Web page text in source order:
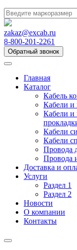
zakaz@excab.ru
8-800-201-2261
Обратный звонок
Главная
Каталог
Кабель
Кабели и
Кабели и
Кабели
Кабели
Провода
Провода
Доставка и
Услуги
Раздел 1
Раздел 2
Новости
О компании
Контакты